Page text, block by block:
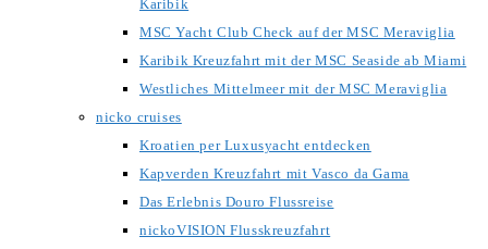
Karibik
MSC Yacht Club Check auf der MSC Meraviglia
Karibik Kreuzfahrt mit der MSC Seaside ab Miami
Westliches Mittelmeer mit der MSC Meraviglia
nicko cruises
Kroatien per Luxusyacht entdecken
Kapverden Kreuzfahrt mit Vasco da Gama
Das Erlebnis Douro Flussreise
nickoVISION Flusskreuzfahrt